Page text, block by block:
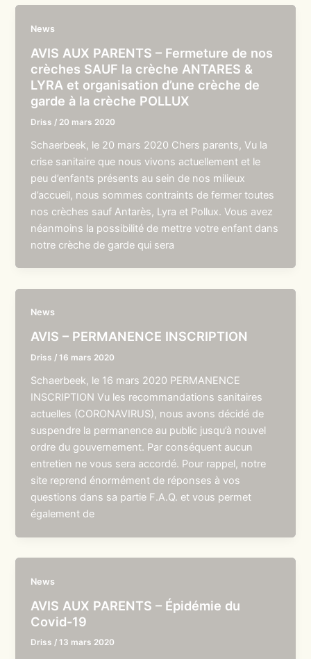
News
AVIS AUX PARENTS – Fermeture de nos
crèches SAUF la crèche ANTARES &
LYRA et organisation d’une crèche de
garde à la crèche POLLUX
Driss / 20 mars 2020
Schaerbeek, le 20 mars 2020 Chers parents, Vu la
crise sanitaire que nous vivons actuellement et le
peu d’enfants présents au sein de nos milieux
d’accueil, nous sommes contraints de fermer toutes
nos crèches sauf Antarès, Lyra et Pollux. Vous avez
néanmoins la possibilité de mettre votre enfant dans
notre crèche de garde qui sera
News
AVIS – PERMANENCE INSCRIPTION
Driss /16 mars 2020
Schaerbeek, le 16 mars 2020 PERMANENCE
INSCRIPTION Vu les recommandations sanitaires
actuelles (CORONAVIRUS), nous avons décidé de
suspendre la permanence au public jusqu’à nouvel
ordre du gouvernement. Par conséquent aucun
entretien ne vous sera accordé. Pour rappel, notre
site reprend énormément de réponses à vos
questions dans sa partie F.A.Q. et vous permet
également de
News
AVIS AUX PARENTS – Épidémie du
Covid-19
Driss /13 mars 2020